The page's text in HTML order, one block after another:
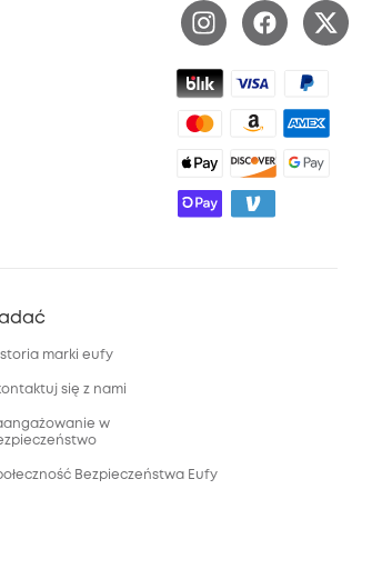
marki eufy
się z nami
w
Bezpieczeństwa Eufy